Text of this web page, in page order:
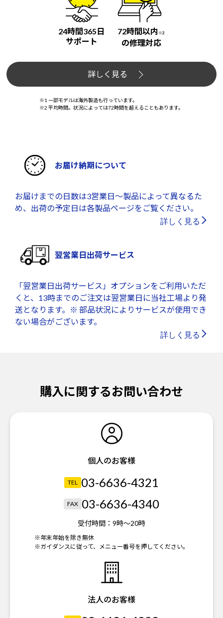
24時間365日
サポート
72時間以内 ※2
の修理対応
詳しく見る
※1 一部モデルは海外製造も行っています。
※2 平均時間。状況によっては72時間を超えることもあります。
お届け納期について
お届けまでの日数は3営業日～製品によって異なるた
め、出荷の予定日は各製品ページをご覧ください。
詳しく見る
翌営業日出荷サービス
「翌営業日出荷サービス」オプションをご利用いただ
くと、13時までのご注文は翌営業日に当社工場より発
送となります。※ 部品状況によりサービスが使用でき
ない場合がございます。
詳しく見る
購入に関するお問い合わせ
個人のお客様
TEL 03-6636-4321
FAX 03-6636-4340
受付時間： 9時～20時
※年末年始を除き無休
※ガイダンスに従って、メニュー番号を押してください。
法人のお客様